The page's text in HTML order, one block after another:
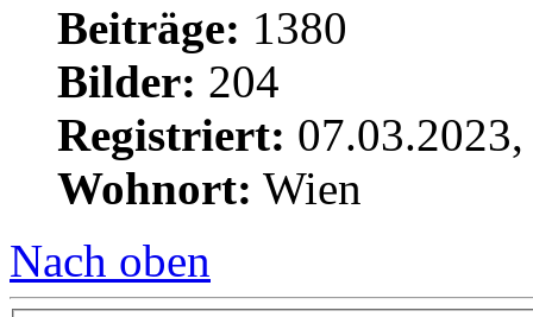
Beiträge: 1380
Bilder: 204
Registriert:
Wohnort: Wien
Nach oben